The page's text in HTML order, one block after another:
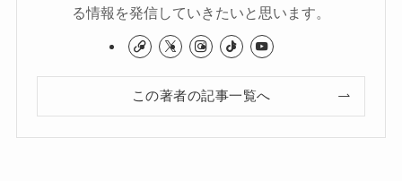
る情報を発信していきたいと思います。
この著者の記事一覧へ